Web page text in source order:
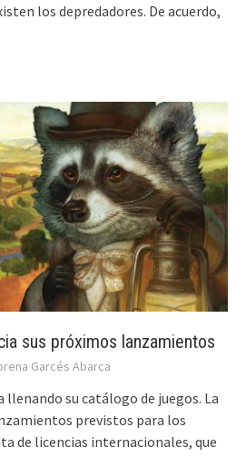
los depredadores. De acuerdo,
sus próximos lanzamientos
Garcés Abarca
llenando su catálogo de juegos. La
previstos para los
de licencias internacionales, que